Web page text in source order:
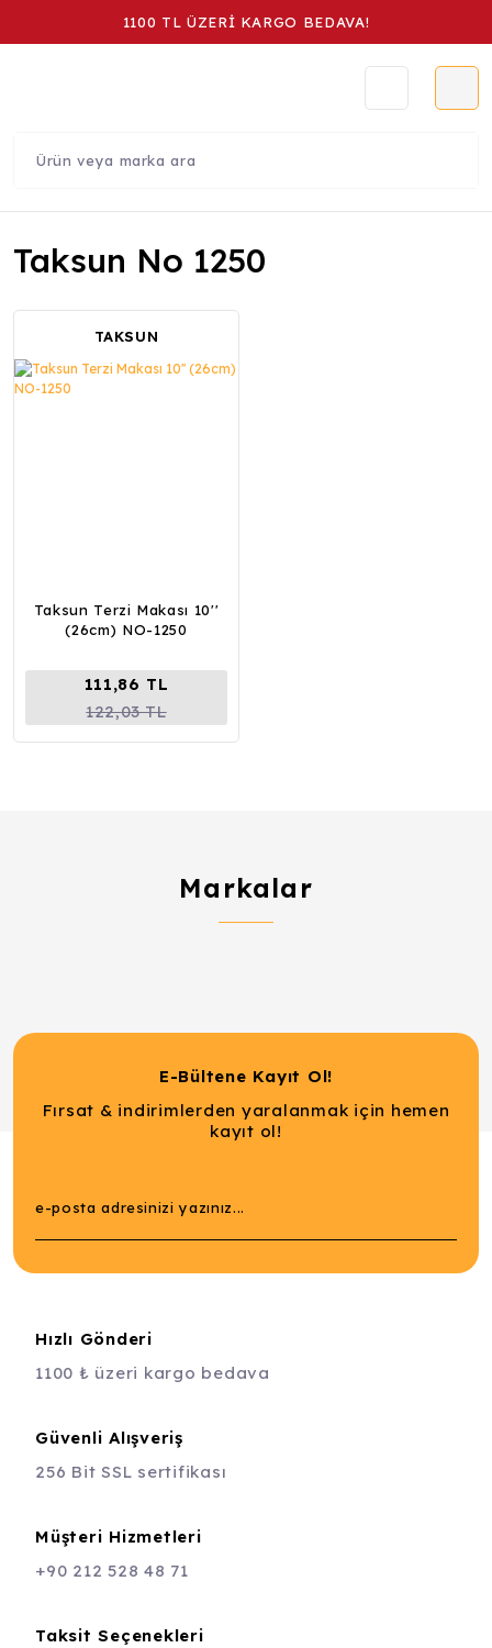
1100 TL ÜZERİ KARGO BEDAVA!
Taksun No 1250
TAKSUN
Taksun Terzi Makası 10''
(26cm) NO-1250
111,86 TL
122,03 TL
Markalar
E-Bültene Kayıt Ol!
Fırsat & indirimlerden yaralanmak için hemen
kayıt ol!
Hızlı Gönderi
1100 ₺ üzeri kargo bedava
Güvenli Alışveriş
256 Bit SSL sertifikası
Müşteri Hizmetleri
+90 212 528 48 71
Taksit Seçenekleri